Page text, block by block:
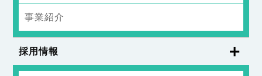
事業紹介
採用情報